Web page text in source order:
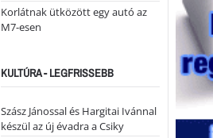
Korlátnak ütközött egy autó az
M7-esen
KULTÚRA - LEGFRISSEBB
Szász Jánossal és Hargitai Ivánnal
készül az új évadra a Csiky